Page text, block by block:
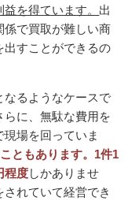
を得ています。 出
係で買取が難しい商
出すことができるの
なるようなケースで
らに、無駄な費用を
場を回っていま
ともあります。1件1
程度しかありませ
れていて経営でき